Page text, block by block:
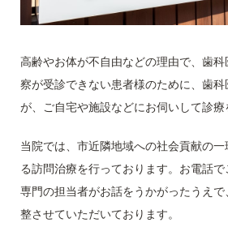
高齢やお体が不自由などの理由で、歯
察が受診できない患者様のために、歯
が、ご自宅や施設などにお伺いして診療
当院では、市近隣地域への社会貢献の
る訪問治療を行っております。お電話
専門の担当者がお話をうかがったうえ
整させていただいております。